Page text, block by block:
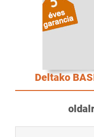
Deltako